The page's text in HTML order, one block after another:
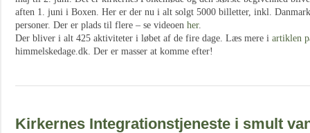
aften 1. juni i Boxen. Her er der nu i alt solgt 5000 billetter, inkl.
personer. Der er plads til flere – se videoen her.
Der bliver i alt 425 aktiviteter i løbet af de fire dage. Læs mere i artiklen
himmelskedage.dk. Der er masser at komme efter!
Kirkernes Integrationstjeneste i smult